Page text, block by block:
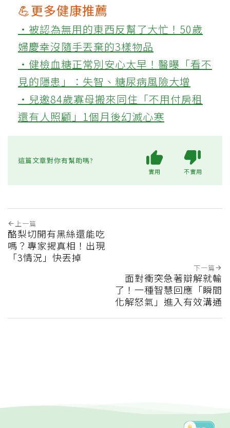
💪更多健康推薦
‧被認為無用的東西反幫了大忙！50歲
婦慶幸沒隨手丟棄的3樣物品
‧健檢血糖正常別安心太早！醫曝「看不
見的隱患」：失智、糖尿病風險大增
‧兒邀84歲寡母搬來同住「不用付房租
還有人照顧」1個月後幻滅心寒
這篇文章對你有幫助嗎?
實用 不實用
上一篇
酪梨切開有黑絲還能吃
嗎？專家揭真相！出現
「3情況」快丟掉
下一篇
面對衝突急著辯解就輸
了！一種智慧回應「瞬間
化解怒氣」進入有效溝通